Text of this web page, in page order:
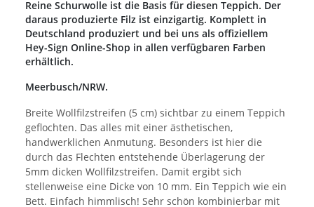
Reine Schurwolle ist die Basis für diesen Teppich. Der
daraus produzierte Filz ist einzigartig. Komplett in
Deutschland produziert und bei uns als offiziellem
Hey-Sign Online-Shop in allen verfügbaren Farben
erhältlich.
Meerbusch/NRW.
Breite Wollfilzstreifen (5 cm) sichtbar zu einem Teppich
geflochten. Das alles mit einer ästhetischen,
handwerklichen Anmutung. Besonders ist hier die
durch das Flechten entstehende Überlagerung der
5mm dicken Wollfilzstreifen. Damit ergibt sich
stellenweise eine Dicke von 10 mm. Ein Teppich wie ein
Bett. Einfach himmlisch! Sehr schön kombinierbar mit